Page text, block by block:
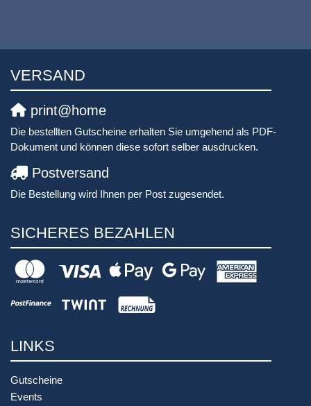
VERSAND
print@home
Die bestellten Gutscheine erhalten Sie umgehend als PDF-
Dokument und können diese sofort selber ausdrucken.
Postversand
Die Bestellung wird Ihnen per Post zugesendet.
SICHERES BEZAHLEN
LINKS
Gutscheine
Events